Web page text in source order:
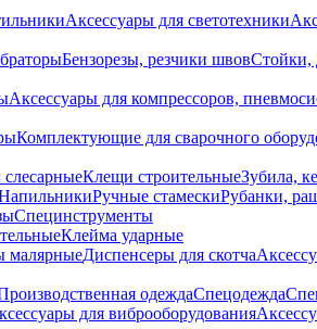
Аксессуары для светотехники
Бензорезы, резчики швовСтойки,
Аксессуары для компрессоров,
Комплектующие для сварочного
Клещи строительныеЗубила,
Ручные стамескиРубанки,
Специнструменты
Клейма ударные
малярныеДиспенсеры для скотча
одеждаСпецодежда
для виброоборудования